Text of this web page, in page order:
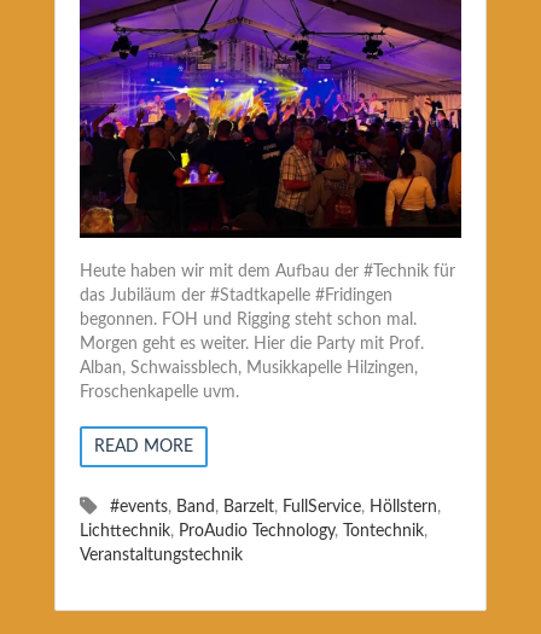
Heute haben wir mit dem Aufbau der #Technik für
das Jubiläum der #Stadtkapelle #Fridingen
begonnen. FOH und Rigging steht schon mal.
Morgen geht es weiter. Hier die Party mit Prof.
Alban, Schwaissblech, Musikkapelle Hilzingen,
Froschenkapelle uvm.
READ MORE
#events, Band , Barzelt, FullService, Höllstern,
Lichttechnik, ProAudio Technology, Tontechnik,
Veranstaltungstechnik